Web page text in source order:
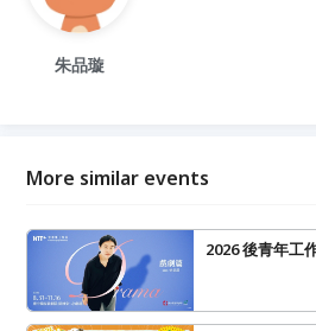
朱品璇
More similar events
2026 後青年工